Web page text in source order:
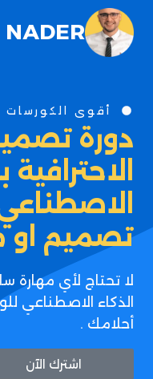
NADER
أقوى الكورسات
دورة
الاحترافية
تصميم او
لا تحتاج لأي مهارة
الذكاء الاصطناعي
أحلامك .
اشترك الآن